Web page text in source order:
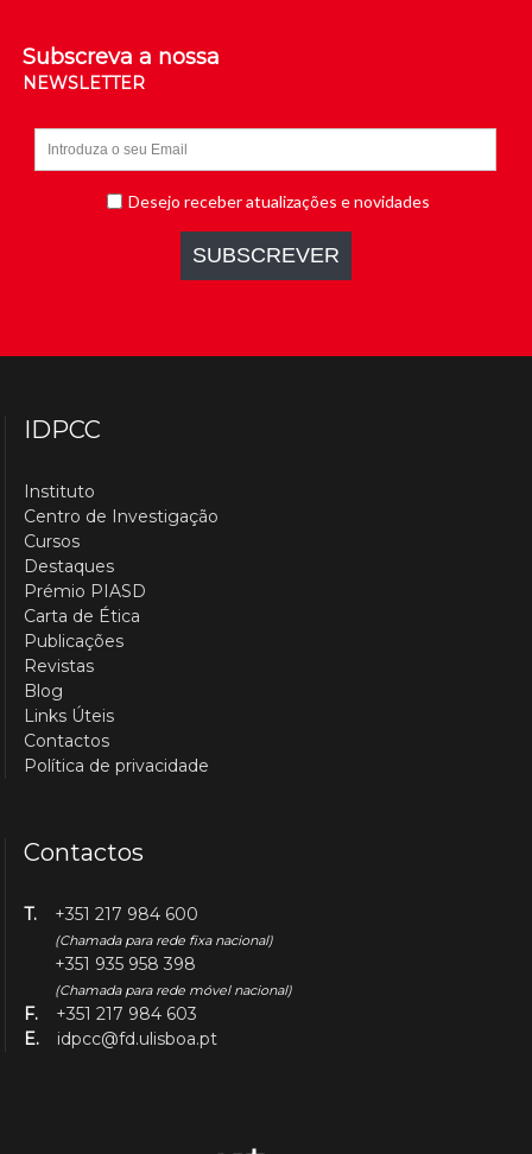
Subscreva a nossa
NEWSLETTER
IDPCC
Instituto
Centro de Investigação
Cursos
Destaques
Prémio PIASD
Carta de Ética
Publicações
Revistas
Blog
Links Úteis
Contactos
Política de privacidade
Contactos
T. +351 217 984 600
(Chamada para rede fixa nacional)
+351 935 958 398
(Chamada para rede móvel nacional)
F.
+351 217 984 603
E.
idpcc@fd.ulisboa.pt